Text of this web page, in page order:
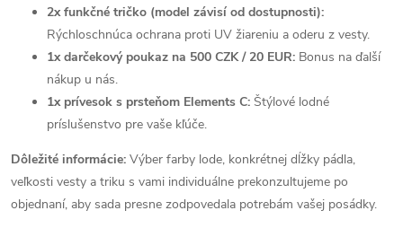
2x funkčné tričko (model závisí od dostupnosti):
Rýchloschnúca ochrana proti UV žiareniu a oderu z vesty.
1x darčekový poukaz na 500 CZK / 20 EUR: Bonus na ďalší
nákup u nás.
1x prívesok s prsteňom Elements C: Štýlové lodné
príslušenstvo pre vaše kľúče.
Dôležité informácie: Výber farby lode, konkrétnej dĺžky pádla,
veľkosti vesty a triku s vami individuálne prekonzultujeme po
objednaní, aby sada presne zodpovedala potrebám vašej posádky.